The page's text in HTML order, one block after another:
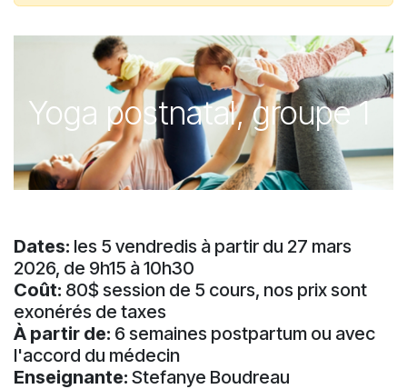
Yoga postnatal, groupe 1
Dates: les 5 vendredis à partir du 27 mars
2026, de 9h15 à 10h30
Coût: 80$ session de 5 cours, nos prix sont
exonérés de taxes
À partir de: 6 semaines postpartum ou avec
l'accord du médecin
Enseignante: Stefanye Boudreau